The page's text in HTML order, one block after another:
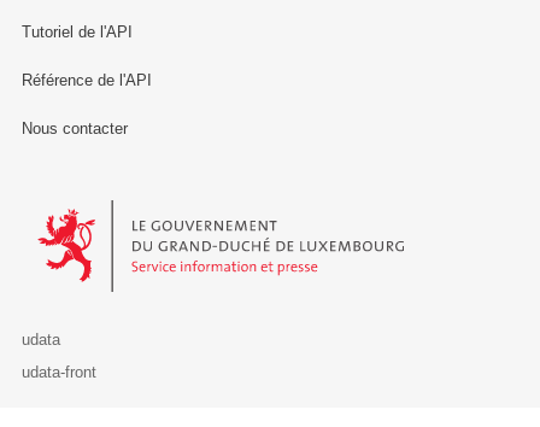
Tutoriel de l'API
Référence de l'API
Nous contacter
Le Gouvernement du Grand-Duché de Luxembourg - Service
udata
udata-front